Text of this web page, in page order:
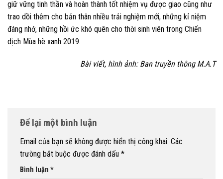
giữ vững tinh thần và hoàn thành tốt nhiệm vụ được giao cũng như
trao dồi thêm cho bản thân nhiều trải nghiệm mới, những kỉ niệm
đáng nhớ, những hồi ức khó quên cho thời sinh viên trong Chiến
dịch Mùa hè xanh 2019.
Bài viết, hình ảnh: Ban truyền thông M.A.T
Để lại một bình luận
Email của bạn sẽ không được hiển thị công khai. Các
trường bắt buộc được đánh dấu *
Bình luận *